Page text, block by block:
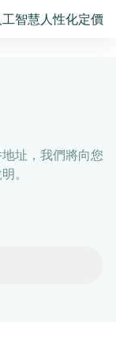
工智慧人性化定價
址，我們將向您
。